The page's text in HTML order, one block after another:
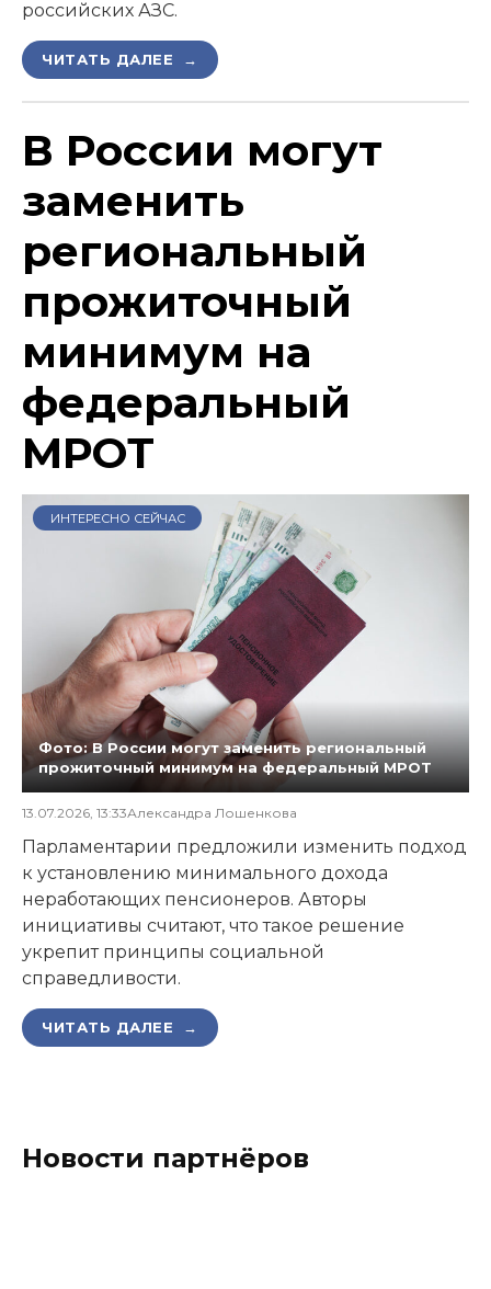
российских АЗС.
ЧИТАТЬ ДАЛЕЕ →
В России могут
заменить
региональный
прожиточный
минимум на
федеральный
МРОТ
ИНТЕРЕСНО СЕЙЧАС
Фото: В России могут заменить региональный
прожиточный минимум на федеральный МРОТ
13.07.2026, 13:33Александра Лошенкова
Парламентарии предложили изменить подход
к установлению минимального дохода
неработающих пенсионеров. Авторы
инициативы считают, что такое решение
укрепит принципы социальной
справедливости.
ЧИТАТЬ ДАЛЕЕ →
Новости партнёров